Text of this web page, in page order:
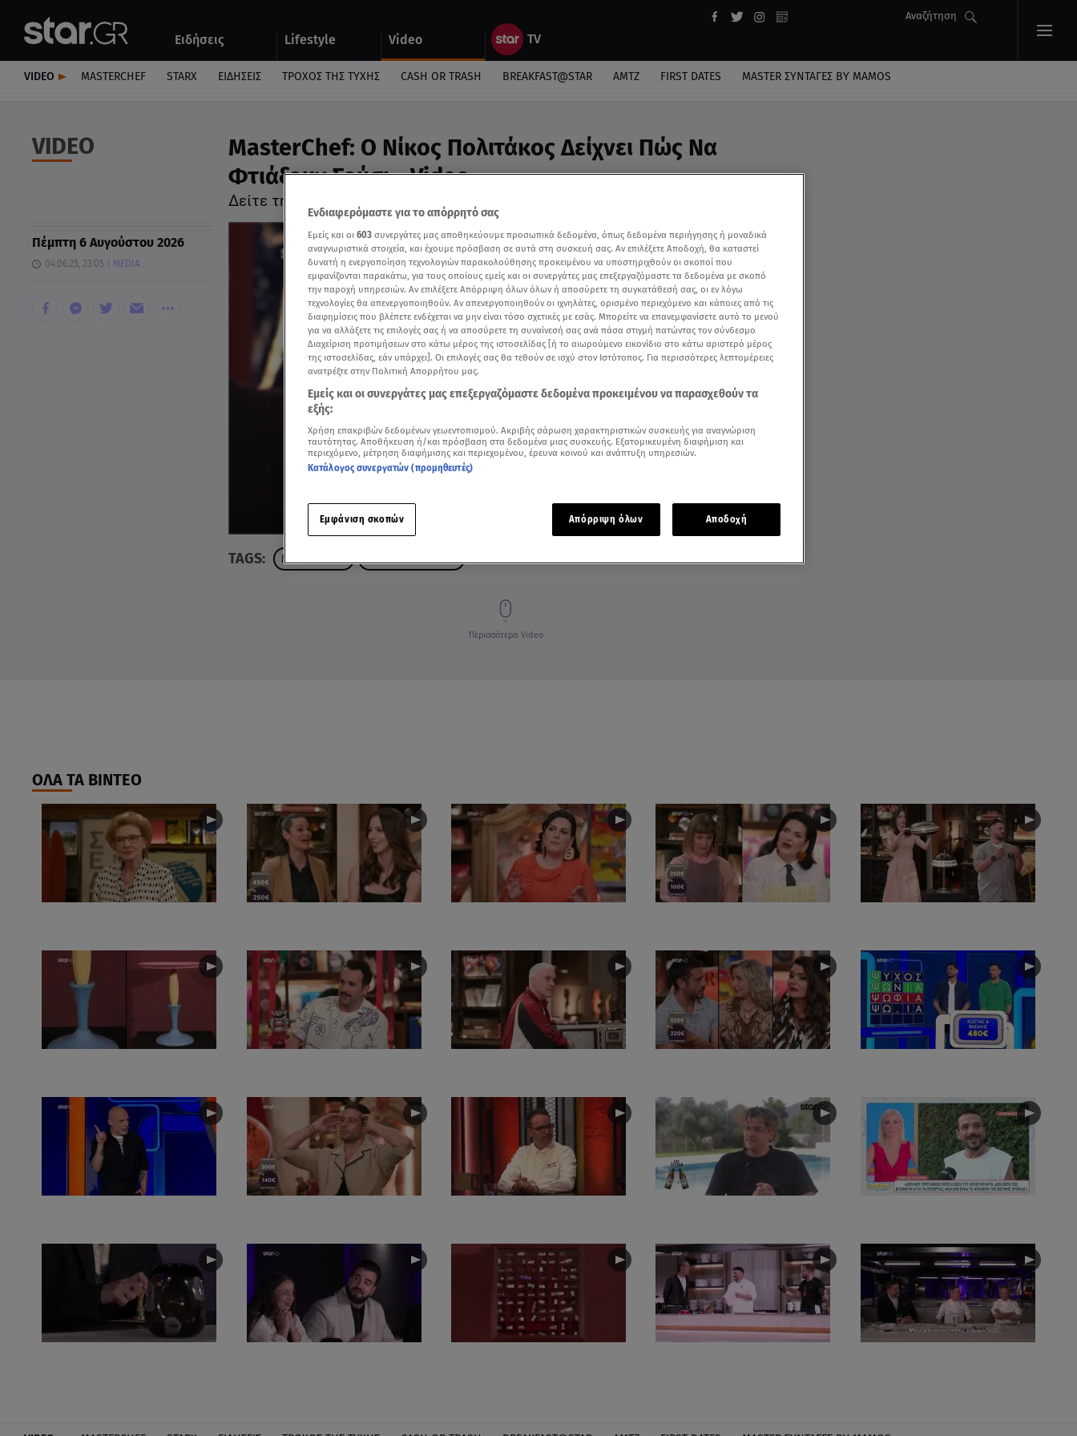
Ειδήσεις Lifestyle Video
Αναζήτηση
Αυτοκίνητο
VIDEO MASTERCHEF STARX ΕΙΔΉΣΕΙΣ ΤΡΟΧΌΣ ΤΗΣ ΤΎΧΗΣ CASH OR TRASH BREAKFAST@STAR ΑΜΤΖ FIRST DATES MASTER ΣΥΝΤΑΓΈΣ BY MAMOS
VIDEO
MasterChef: Ο Νίκος Πολιτάκος Δείχνει Πώς Να
Φτιάξουν Σούσι - Video
Δείτε την αντίδραση των παικτών
Πέμπτη 6 Αυγούστου 2026
04.06.25, 23:05 MEDIA
TAGS: MASTERCHEF
Περισσότερα Video
ΟΛΑ ΤΑ ΒΙΝΤΕΟ
Ενδιαφερόμαστε για το απόρρητό σας
Εμείς και οι 603 συνεργάτες μας αποθηκεύουμε προσωπικά δεδομένα, όπως δεδομένα περιήγησης ή μοναδικά
αναγνωριστικά στοιχεία, και έχουμε πρόσβαση σε αυτά στη συσκευή σας. Αν επιλέξετε Αποδοχή, θα καταστεί
δυνατή η ενεργοποίηση τεχνολογιών παρακολούθησης προκειμένου να υποστηριχθούν οι σκοποί που
εμφανίζονται παρακάτω, για τους οποίους εμείς και οι συνεργάτες μας επεξεργαζόμαστε τα δεδομένα με σκοπό
την παροχή υπηρεσιών. Αν επιλέξετε Απόρριψη όλων όλων ή αποσύρετε τη συγκατάθεσή σας, οι εν λόγω
τεχνολογίες θα απενεργοποιηθούν. Αν απενεργοποιηθούν οι ιχνηλάτες, ορισμένο περιεχόμενο και κάποιες από τις
διαφημίσεις που βλέπετε ενδέχεται να μην είναι τόσο σχετικές με εσάς. Μπορείτε να επανεμφανίσετε αυτό το μενού
για να αλλάξετε τις επιλογές σας ή να αποσύρετε τη συναίνεσή σας ανά πάσα στιγμή πατώντας τον σύνδεσμο
Διαχείριση προτιμήσεων στο κάτω μέρος της ιστοσελίδας [ή το αιωρούμενο εικονίδιο στο κάτω αριστερό μέρος
της ιστοσελίδας, εάν υπάρχει]. Οι επιλογές σας θα τεθούν σε ισχύ στον Ιστότοπος. Για περισσότερες λεπτομέρειες
ανατρέξτε στην Πολιτική Απορρήτου μας.
Εμείς και οι συνεργάτες μας επεξεργαζόμαστε δεδομένα προκειμένου να παρασχεθούν τα
εξής:
Χρήση επακριβών δεδομένων γεωεντοπισμού. Ακριβής σάρωση χαρακτηριστικών συσκευής για αναγνώριση
ταυτότητας. Αποθήκευση ή/και πρόσβαση στα δεδομένα μιας συσκευής. Εξατομικευμένη διαφήμιση και
περιεχόμενο, μέτρηση διαφήμισης και περιεχομένου, έρευνα κοινού και ανάπτυξη υπηρεσιών.
Κατάλογος συνεργατών (προμηθευτές)
Εμφάνιση σκοπών Απόρριψη όλων Αποδοχή